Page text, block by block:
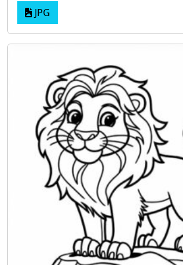
JPG